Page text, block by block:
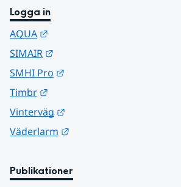
Logga in
AQUA
SIMAIR
SMHI Pro
Timbr
Vinterväg
Väderlarm
Publikationer